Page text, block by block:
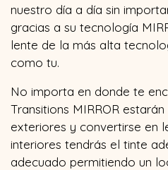
nuestro día a día sin
gracias a su tecnología
lente de la más alta
como tu.
No importa en donde te
Transitions MIRROR
exteriores y convertirse en
interiores tendrás el tinte
adecuado permitiendo un